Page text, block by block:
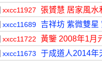
xxcc11927 張贇慧 居家風
xxcc11689 吉祥坊 紫微雙
xxcc11722 黃鑒 2008年1月
xxcc11673 于成道人2014年